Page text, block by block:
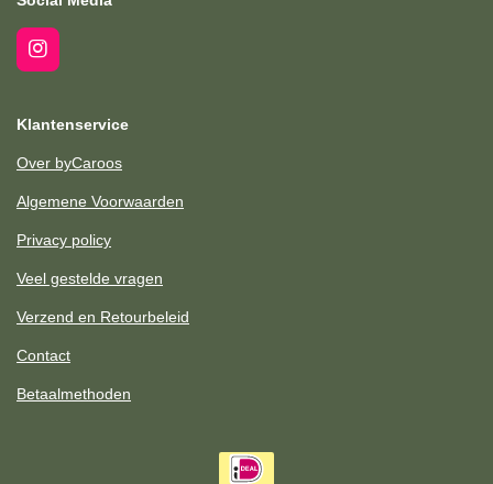
I
n
g
r
a
Klantenservice
Over byCaroos
Algemene Voorwaarden
Privacy policy
Veel gestelde vragen
Verzend en Retourbeleid
Contact
Betaalmethoden